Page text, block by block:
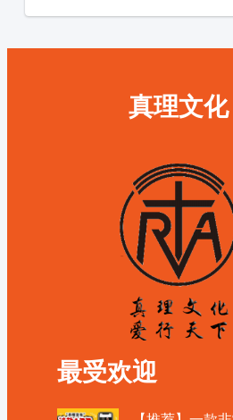
真理文化
最受欢迎